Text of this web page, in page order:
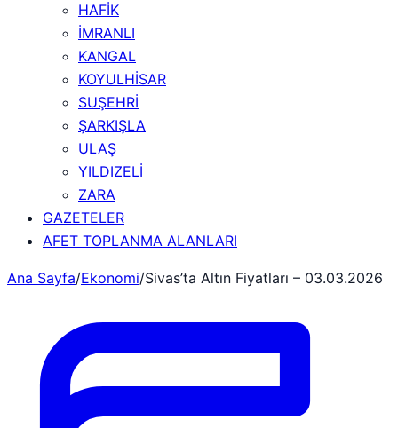
HAFİK
İMRANLI
KANGAL
KOYULHİSAR
SUŞEHRİ
ŞARKIŞLA
ULAŞ
YILDIZELİ
ZARA
GAZETELER
AFET TOPLANMA ALANLARI
Ana Sayfa/Ekonomi/Sivas’ta Altın Fiyatları – 03.03.2026